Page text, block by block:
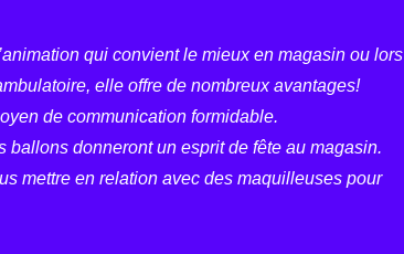
qui convient le mieux en magasin ou lors
elle offre de nombreux avantages!
de communication formidable.
ballons donneront un esprit de fête au magasin.
mettre en relation avec des maquilleuses pour